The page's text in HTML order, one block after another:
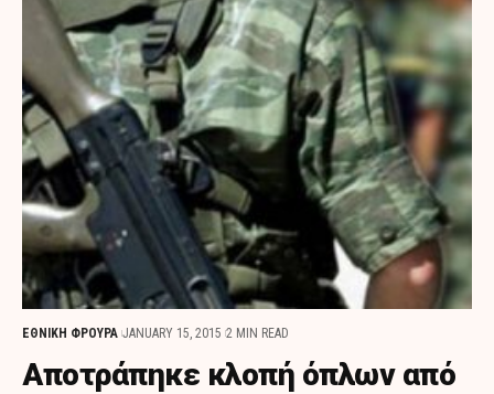
ΕΘΝΙΚΗ ΦΡΟΥΡΑ JANUARY 15, 2015 2 MIN READ
Αποτράπηκε κλοπή όπλων από